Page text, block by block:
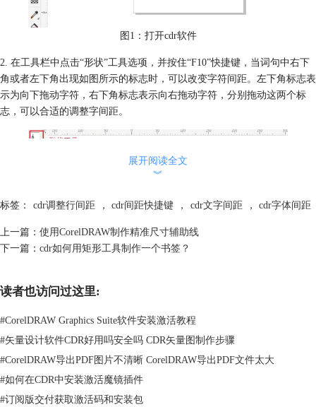
图1：打开cdr软件
2. 在工具栏中点击“形状”工具选项，并按住“F10”快捷键，当词句中右下
角或者左下角出现如图所示的标志时，可以改变字符间距。左下角标志表
示为向下拖动字符，右下角标志表示向右拖动字符，分别拖动这两个标
志，可以合适的调整字间距。
图2：“形状”工具调整字间距
展开阅读全文
︾
标签： cdr调整行间距 ， cdr间距快捷键 ， cdr文字间距 ， cdr字体间距
上一篇： 使用CorelDRAW制作精准尺寸辅助线
下一篇： cdr如何用矩形工具制作一个书签？
读者也访问过这里:
#CorelDRAW Graphics Suite软件安装激活教程
#矢量设计软件CDR好用吗安全吗 CDR矢量图制作步骤
#CorelDRAW导出PDF图片不清晰 CorelDRAW导出PDF文件太大
#如何在CDR中安装激活魔镜插件
#订阅版交付获取激活码和安装包